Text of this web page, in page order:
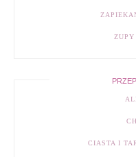
ZUPY
CIASTA I